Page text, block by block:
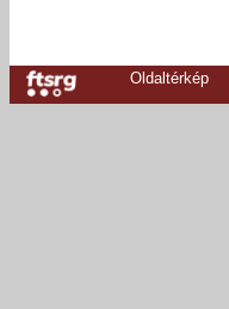
Oldaltérkép